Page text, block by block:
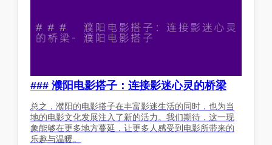
### 濮阳电影搭子：连接影迷心灵的桥梁
总之，濮阳的电影搭子在丰富影迷生活的同时，也为当
地的电影文化发展注入了新的活力。我们期待，这一现
象能够在更多地方蔓延，让更多人感受到电影所带来的
乐趣与温暖。